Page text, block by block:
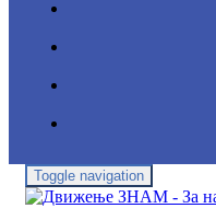
Toggle navigation